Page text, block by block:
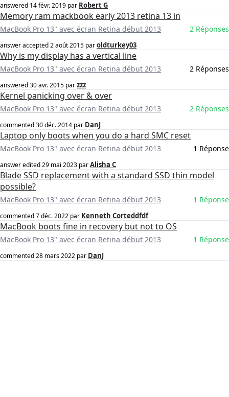
answered 14 févr. 2019 par Robert G
Memory ram mackbook early 2013 retina 13 in
MacBook Pro 13" avec écran Retina début 2013 2 Réponses
answer accepted2 août 2015 paroldturkey03
Why is my display has a vertical line
MacBook Pro 13" avec écran Retina début 2013 2 Réponses
answered30 avr. 2015 parzzz
Kernel panicking over & over
MacBook Pro 13" avec écran Retina début 2013 2 Réponses
commented30 déc. 2014 par DanJ
Laptop only boots when you do a hard SMC reset
MacBook Pro 13" avec écran Retina début 2013 1 Réponse
answer edited29 mai 2023 parAlisha C
Blade SSD replacement with a standard SSD thin model
possible?
MacBook Pro 13" avec écran Retina début 2013 1 Réponse
commented7 déc. 2022 par Kenneth Corteddfdf
MacBook boots fine in recovery but not to OS
MacBook Pro 13" avec écran Retina début 2013 1 Réponse
commented28 mars 2022 par DanJ